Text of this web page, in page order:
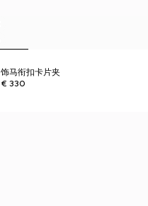
饰马衔扣卡片夹
€ 330